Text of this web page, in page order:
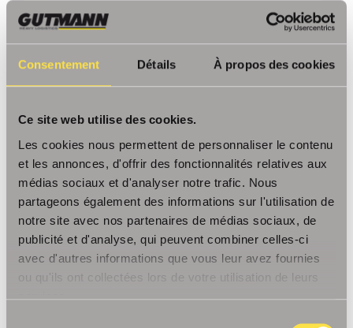
Consentement Détails À propos des cookies
Ce site web utilise des cookies.
Les cookies nous permettent de personnaliser le contenu
et les annonces, d'offrir des fonctionnalités relatives aux
médias sociaux et d'analyser notre trafic. Nous
partageons également des informations sur l'utilisation de
notre site avec nos partenaires de médias sociaux, de
publicité et d'analyse, qui peuvent combiner celles-ci
avec d'autres informations que vous leur avez fournies
ou qu'ils ont collectées lors de votre utilisation de leurs
services.
Longueur en mètres
Largeur en mètres
Poids en kg
Autre